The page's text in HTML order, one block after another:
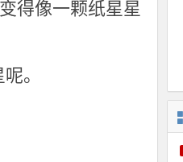
得像一颗纸星星
。